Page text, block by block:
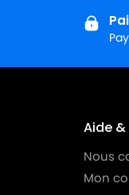
Aide
Nous
Mon